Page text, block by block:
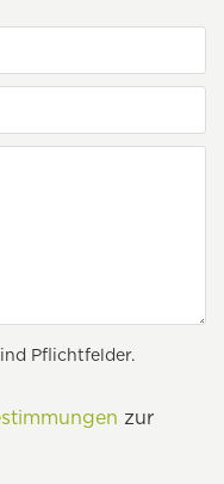
Pflichtfelder.
zur